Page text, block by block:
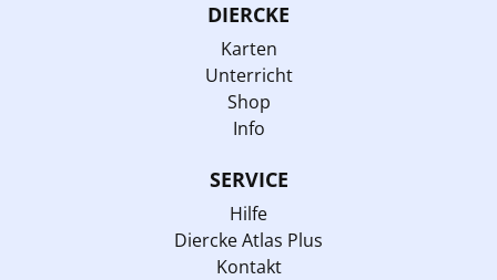
DIERCKE
Karten
Unterricht
Shop
Info
SERVICE
Hilfe
Diercke Atlas Plus
Kontakt